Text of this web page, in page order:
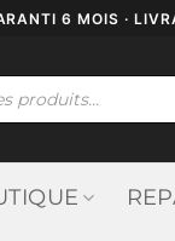
6 MOIS ·